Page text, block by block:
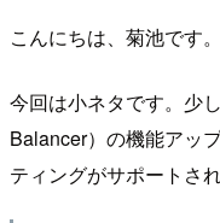
こんにちは、菊池です。
今回は小ネタです。少
Balancer）の機能アッ
ティングがサポートされ